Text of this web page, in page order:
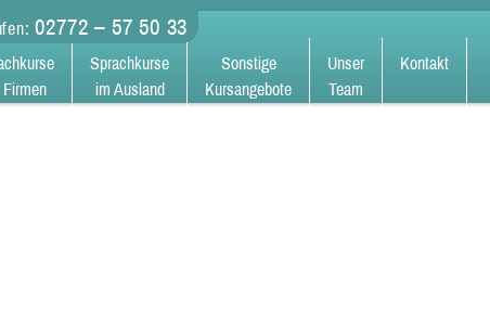
Sprachkurse
im Ausland
Sonstige
Kursangebote
Unser
Team
Kontakt
02772 – 57 50 33